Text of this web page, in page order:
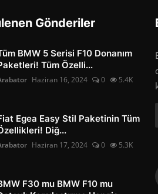
Gönderiler
BMW 5 Serisi F10 Donanım
Tüm Özelli...
Haziran 16, 2024 0 5.4K
Egea Easy Stil Paketinin Tüm
Diğ...
Haziran 17, 2024 0 5.3K
F30 mu BMW F10 mu